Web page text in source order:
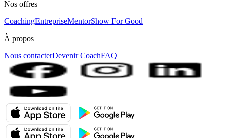
Nos offres
CoachingEntrepriseMentorShow For Good
À propos
Nous contacterDevenir CoachFAQ